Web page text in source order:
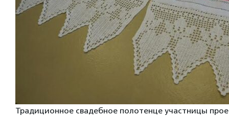
Традиционное свадебное полотенце участницы